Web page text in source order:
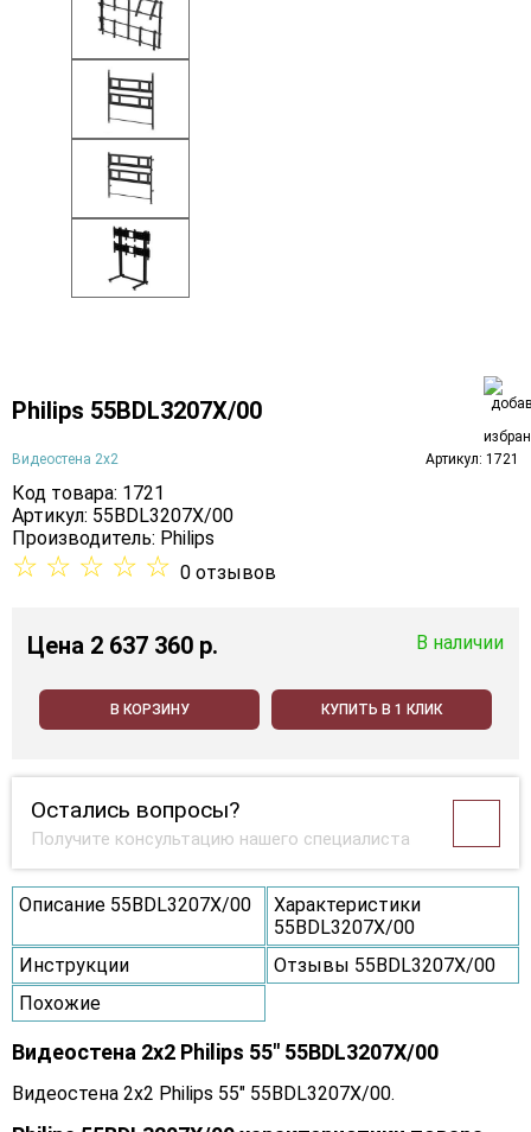
Philips 55BDL3207X/00
Видеостена 2x2 Артикул: 1721
Код товара: 1721
Артикул: 55BDL3207X/00
Производитель: Philips
☆ ☆ ☆ ☆ ☆ 0 отзывов
Цена 2 637 360 p. В наличии
В КОРЗИНУ КУПИТЬ В 1 КЛИК
Остались вопросы?
Получите консультацию нашего специалиста
Описание 55BDL3207X/00
Характеристики
55BDL3207X/00
Инструкции
Отзывы 55BDL3207X/00
Похожие
Видеостена 2x2 Philips 55" 55BDL3207X/00
Видеостена 2x2 Philips 55" 55BDL3207X/00.